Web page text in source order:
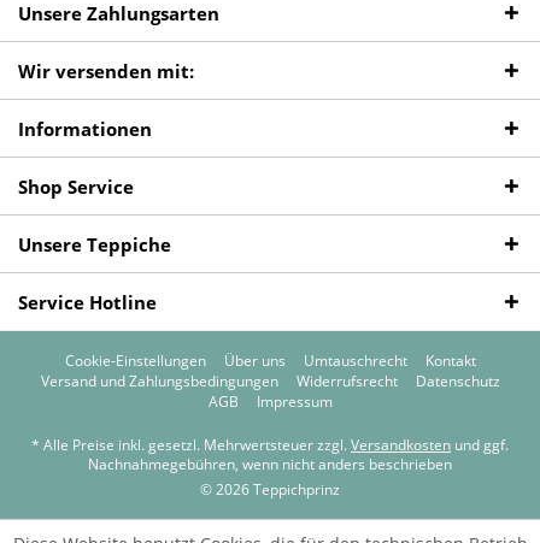
Unsere Zahlungsarten
Wir versenden mit:
Informationen
Shop Service
Unsere Teppiche
Service Hotline
Cookie-Einstellungen Über uns Umtauschrecht
Kontakt
Versand und Zahlungsbedingungen
Widerrufsrecht
Datenschutz
AGB
Impressum
* Alle Preise inkl. gesetzl. Mehrwertsteuer zzgl. Versandkosten und ggf.
Nachnahmegebühren, wenn nicht anders beschrieben
© 2026 Teppichprinz